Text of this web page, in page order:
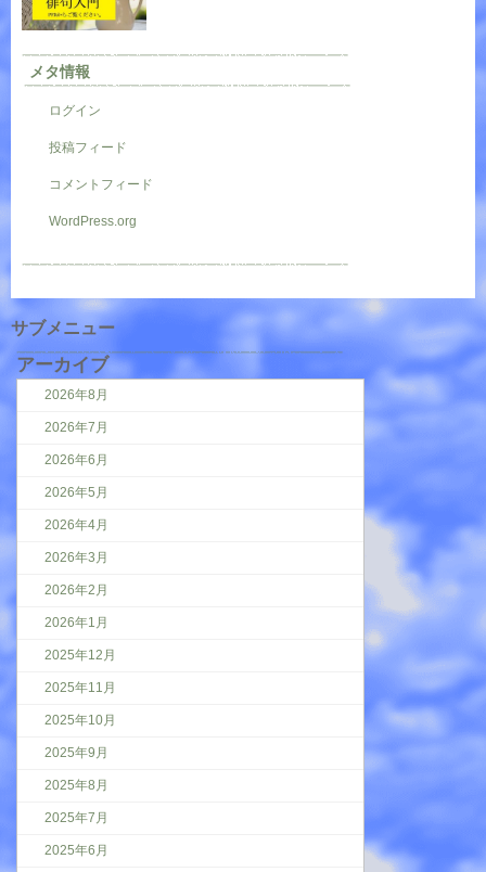
メタ情報
ログイン
投稿フィード
コメントフィード
WordPress.org
サブメニュー
アーカイブ
2026年8月
2026年7月
2026年6月
2026年5月
2026年4月
2026年3月
2026年2月
2026年1月
2025年12月
2025年11月
2025年10月
2025年9月
2025年8月
2025年7月
2025年6月